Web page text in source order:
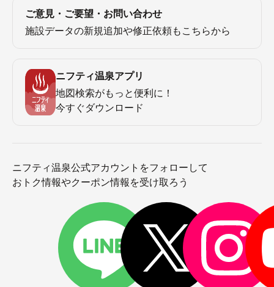
ご意見・ご要望・お問い合わせ
施設データの新規追加や修正依頼もこちらから
ニフティ温泉アプリ
地図検索がもっと便利に！
今すぐダウンロード
ニフティ温泉公式アカウントをフォローして
おトク情報やクーポン情報を受け取ろう